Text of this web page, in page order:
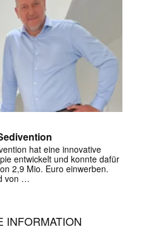
✕
hat eine innovative
entwickelt und konnte dafür
2,9 Mio. Euro einwerben.
von …
INFORMATION